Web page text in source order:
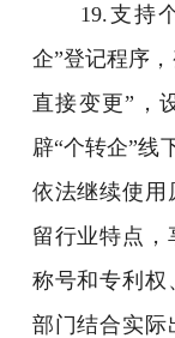
19.支持个
企”登记程序
直接变更”，
辟“个转企”线
依法继续使用
留行业特点
称号和专利权
部门结合实际